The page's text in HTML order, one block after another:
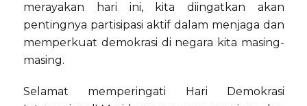
merayakan hari ini, kita diingatkan akan
pentingnya partisipasi aktif dalam menjaga dan
memperkuat demokrasi di negara kita masing-
masing.
Selamat memperingati Hari Demokrasi